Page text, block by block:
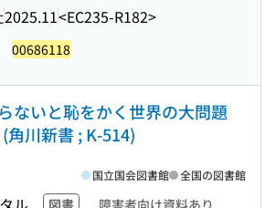
2025.11<EC235-R182>
00686118
ないと恥をかく世界の大問題
角川新書 ; K-514)
図書 障害者向け資料あり
国立国会図書館 全国の図書館